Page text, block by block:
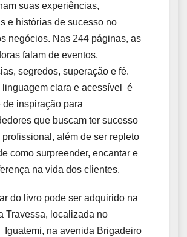
suas experiências,
e histórias de sucesso no
negócios. Nas 244 páginas, as
falam de eventos,
segredos, superação e fé.
linguagem clara e acessível é
de inspiração para
que buscam ter sucesso
profissional, além de ser repleto
como surpreender, encantar e
na vida dos clientes.
do livro pode ser adquirido na
Travessa, localizada no
Iguatemi, na avenida Brigadeiro